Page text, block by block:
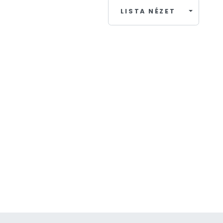
LISTA NÉZET